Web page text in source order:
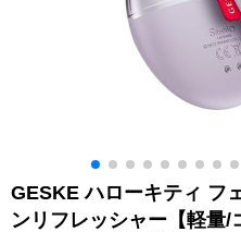
GESKE ハローキティ フ
ンリフレッシャー【軽量